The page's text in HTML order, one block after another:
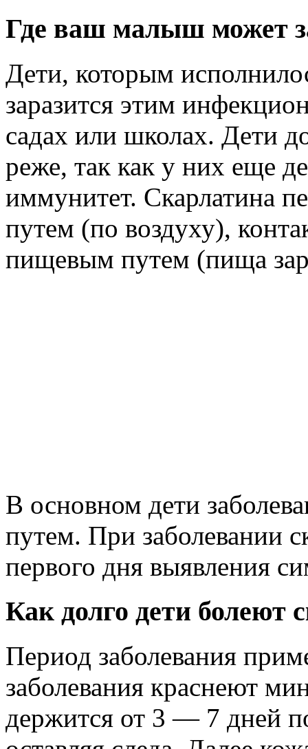
Где ваш малыш может
Дети, которым
заразится этим
садах или школах. Дети
реже, так как у них еще
иммунитет. Скарлатина
путем (по воздуху),
пищевым путем (пища
В основном дети
путем. При заболевании
первого дня выявления
Как долго дети болеют
Период заболевания
заболевания краснеют
держится от 3 — 7 дней